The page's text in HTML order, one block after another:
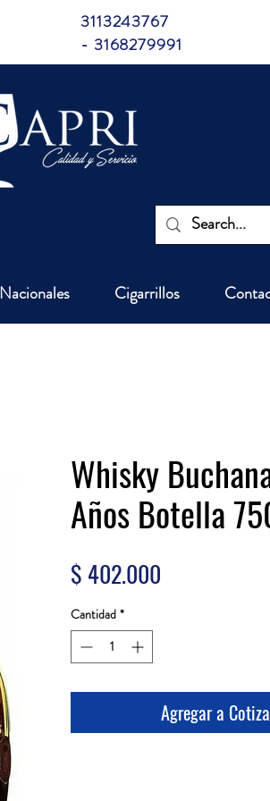
3113243767
- 3168279991
Nacionales Cigarrillos
Whisky
Años Botella
$ 402.000
Cantidad *
Agregar a